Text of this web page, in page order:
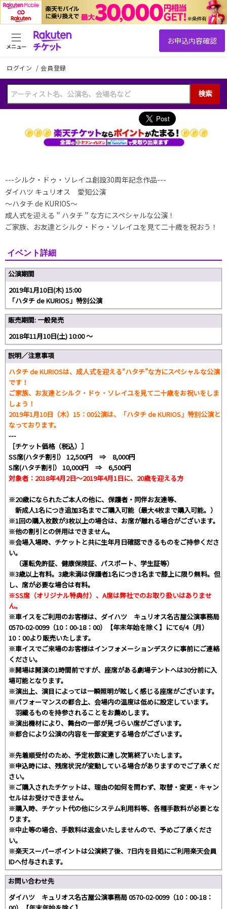
ログイン /会員登録
検索
メニュー
---シルク・ドゥ・ソレイユ創設30周年記念作品---
ダイハツ キュリオス 愛知公演
～ハタチ de KURIOS～
成人式を迎える＂ハタチ＂な方にスペシャルな公演！
ご家族、お友達とシルク・ドゥ・ソレイユを見て二十歳を祝おう！
イベント詳細
公演期間
2019年1月10日(木) 15:00
「ハタチ de KURIOS」特別公演
販売期間: 一般発売
2018年11月10日(土) 10:00 〜
説明／注意事項
ハタチ de KURIOSは、成人式を迎える“ハタチ”な方にスペシャルな公演
です！
ご家族、お友達とシルク・ドゥ・ソレイユを見て二十歳をお祝いをしま
しょう！
2019年1月10日（木）15：00公演は、「ハタチ de KURIOS」特別公演と
なっております。
---
［チケット価格（税込）］
SS席(ハタチ割引） 12,500円 ⇒ 8,000円
S席(ハタチ割引） 10,000円 ⇒ 6,500円
対象者：2018年4月2日～2019年4月1日に、20歳を迎える方
※20歳になられたご本人の他に、保護者・同伴お友達等、
新成人1名につき追加3名までご購入可能（最大4枚まで購入可能。）
※1回の購入枚数が3枚以上の場合は、お席が離れる場合がございます。
※他の割引との併用はできません。
※会場入場時、チケットと共に生年月日確認できるものをご持参くださ
い。
（運転免許証、健康保険証、パスポート、学生証等）
※3歳以上有料。3歳未満は保護者1名につき1名まで膝上に限り無料。但
し、席が必要な場合は有料。
※SS席（オリジナル特典付）、A席は弊社でのお取り扱いはありませ
ん。
※車イスをご利用のお客様は、ダイハツ キュリオス名古屋公演事務局
0570-02-0099（10：00-18：00）【年末年始を除く】にて6/4（月）
10：00より販売いたします。
※車イスでご来場のお客様はインフォメーションデスクに事前にご連絡
ください。
※開場は開演の1時間前ですが、座席がある劇場テントへは30分前に入
場可能となります。
※演出上、演目によっては一瞬照明が眩しく感じる座席がございます。
※パフォーマンスの都合上、会場内の温度は低めに設定しています。
羽織るものを持参されることをお薦めします。
※演出機材により、舞台の一部が見づらい席がございます。
※都合により公演の内容を一部変更する場合がございます。
※先着順受付のため、予定枚数に達し次第終了いたします。
※申込時には、残席状況が変動している場合がありますのでご了承くだ
さい。
※ご購入されたチケットは、理由の如何を問わず、取替・変更・キャン
セルはお受けできません。
※購入時、チケット代の他にシステム利用料等、各種手数料が必要とな
ります。
※中止等の場合、手数料は返金いたしませんので、予めご了承くださ
い。
※楽天スーパーポイントは公演終了後、7日内を目処にご利用楽天会員
IDへ付与されます。
お問い合わせ先
ダイハツ キュリオス名古屋公演事務局 0570-02-0099（10：00-18：